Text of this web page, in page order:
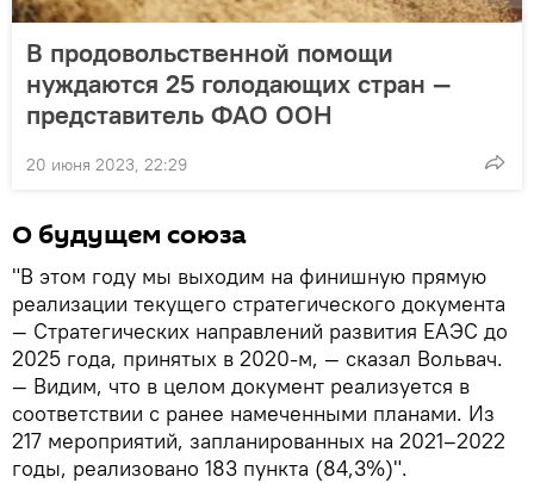
В продовольственной помощи
нуждаются 25 голодающих стран —
представитель ФАО ООН
20 июня 2023, 22:29
О будущем союза
"В этом году мы выходим на финишную прямую
реализации текущего стратегического документа
— Стратегических направлений развития ЕАЭС до
2025 года, принятых в 2020-м, — сказал Вольвач.
— Видим, что в целом документ реализуется в
соответствии с ранее намеченными планами. Из
217 мероприятий, запланированных на 2021–2022
годы, реализовано 183 пункта (84,3%)".